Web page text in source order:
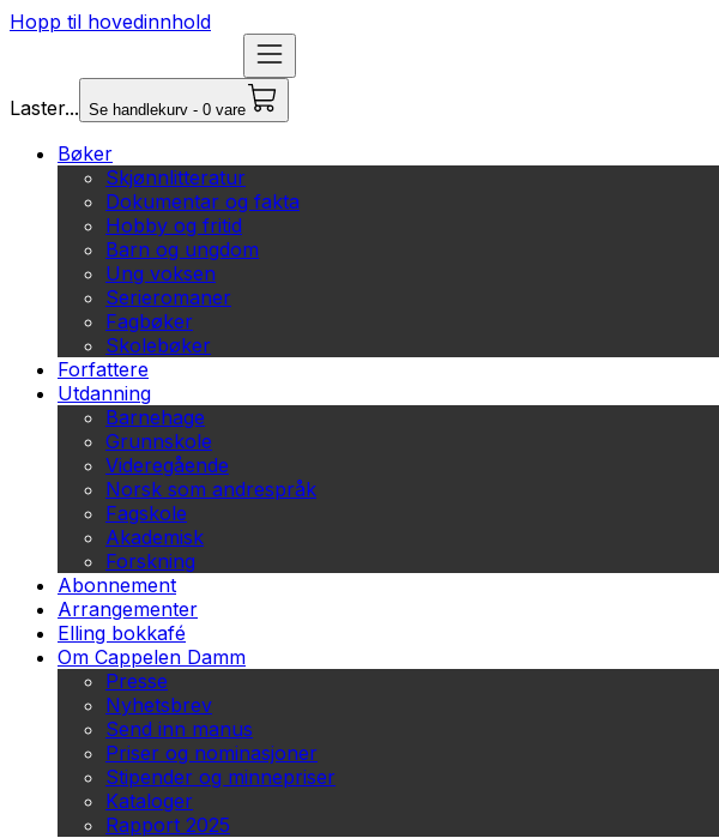
Hopp til hovedinnhold
Laster... Se handlekurv - 0 vare
Bøker
Skjønnlitteratur
Dokumentar og fakta
Hobby og fritid
Barn og ungdom
Ung voksen
Serieromaner
Fagbøker
Skolebøker
Forfattere
Utdanning
Barnehage
Grunnskole
Videregående
Norsk som andrespråk
Fagskole
Akademisk
Forskning
Abonnement
Arrangementer
Elling bokkafé
Om Cappelen Damm
Presse
Nyhetsbrev
Send inn manus
Priser og nominasjoner
Stipender og minnepriser
Kataloger
Rapport 2025